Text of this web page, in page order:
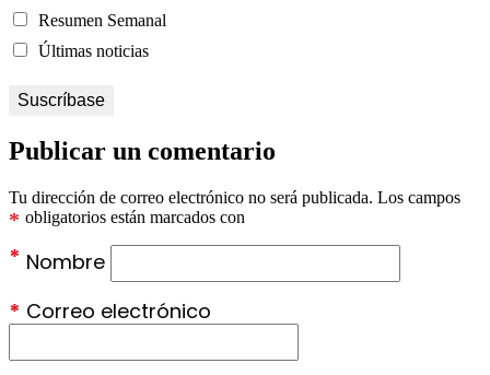
Resumen Semanal
Últimas noticias
Publicar un comentario
Tu dirección de correo electrónico no será publicada. Los campos
obligatorios están marcados con
*
Nombre
*
Correo electrónico
*